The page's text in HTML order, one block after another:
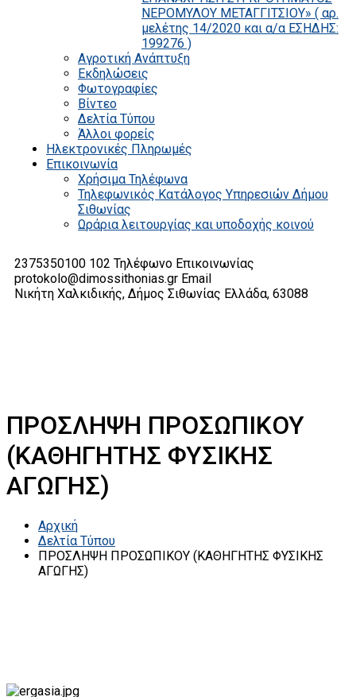
ΝΕΡΟΜΥΛΟΥ ΜΕΤΑΓΓΙΤΣΙΟΥ» ( αρ.
μελέτης 14/2020 και α/α ΕΣΗΔΗΣ:
199276 )
Αγροτική Ανάπτυξη
Εκδηλώσεις
Φωτογραφίες
Βίντεο
Δελτία Τύπου
Άλλοι φορείς
Ηλεκτρονικές Πληρωμές
Επικοινωνία
Χρήσιμα Τηλέφωνα
Τηλεφωνικός Κατάλογος Υπηρεσιών Δήμου
Σιθωνίας
Ωράρια λειτουργίας και υποδοχής κοινού
2375350100 102 Τηλέφωνο Επικοινωνίας
protokolo@dimossithonias.gr Email
Νικήτη Χαλκιδικής, Δήμος Σιθωνίας Ελλάδα, 63088
ΠΡΟΣΛΗΨΗ ΠΡΟΣΩΠΙΚΟΥ
(ΚΑΘΗΓΗΤΗΣ ΦΥΣΙΚΗΣ
ΑΓΩΓΗΣ)
Αρχική
Δελτία Τύπου
ΠΡΟΣΛΗΨΗ ΠΡΟΣΩΠΙΚΟΥ (ΚΑΘΗΓΗΤΗΣ ΦΥΣΙΚΗΣ
ΑΓΩΓΗΣ)